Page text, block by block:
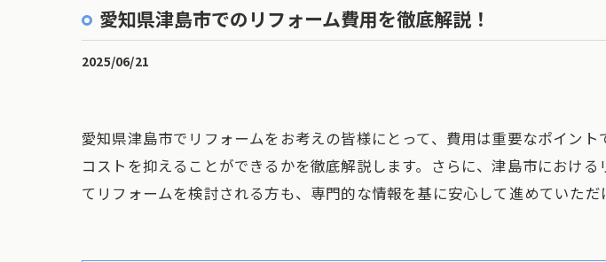
愛知県津島市でのリフォーム費用を徹底解説！
2025/06/21
愛知県津島市でリフォームをお考えの皆様にとって、費用は重要なポイン
コストを抑えることができるかを徹底解説します。さらに、津島市におけ
てリフォームを検討される方も、専門的な情報を基に安心して進めていただ